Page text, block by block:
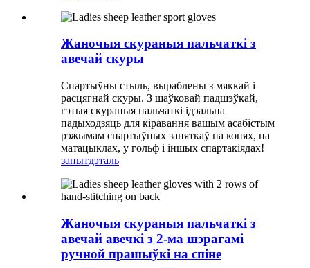
Жаночыя скураныя пальчаткі з
авечай скуры
Спартыўны стыль, выраблены з мяккай і
расцягнай скуры. З шаўковай падшэўкай,
гэтыя скураныя пальчаткі ідэальна
падыходзяць для кіравання вашым асабістым
рэжымам спартыўных заняткаў на конях, на
матацыклах, у гольф і іншых спартакіядах!
запытдэталь
Жаночыя скураныя пальчаткі з
авечай авечкі з 2-ма шэрагамі
ручной прашыўкі на спіне